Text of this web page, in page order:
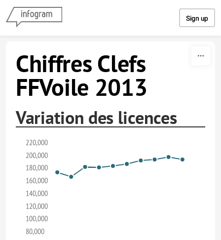
Sign up
Chiffres Clefs
FFVoile 2013
Variation des licences
80,000
100,000
120,000
140,000
160,000
180,000
200,000
220,000